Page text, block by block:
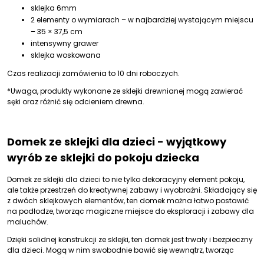
sklejka 6mm
2 elementy o wymiarach – w najbardziej wystającym miejscu
– 35 × 37,5 cm
intensywny grawer
sklejka woskowana
Czas realizacji zamówienia to 10 dni roboczych.
*Uwaga, produkty wykonane ze sklejki drewnianej mogą zawierać
sęki oraz różnić się odcieniem drewna.
Domek ze sklejki dla dzieci - wyjątkowy
wyrób ze sklejki do pokoju dziecka
Domek ze sklejki dla dzieci to nie tylko dekoracyjny element pokoju,
ale także przestrzeń do kreatywnej zabawy i wyobraźni. Składający się
z dwóch sklejkowych elementów, ten domek można łatwo postawić
na podłodze, tworząc magiczne miejsce do eksploracji i zabawy dla
maluchów.
Dzięki solidnej konstrukcji ze sklejki, ten domek jest trwały i bezpieczny
dla dzieci. Mogą w nim swobodnie bawić się wewnątrz, tworząc